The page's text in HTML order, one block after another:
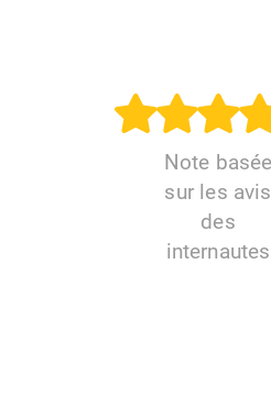
Note basée
sur les avis
des
internautes